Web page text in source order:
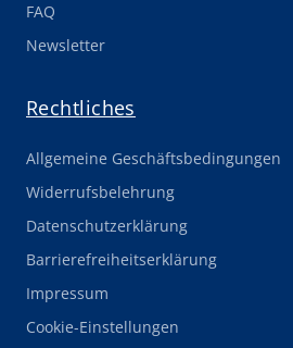
FAQ
Newsletter
Rechtliches
Allgemeine Geschäftsbedingungen
Widerrufsbelehrung
Datenschutzerklärung
Barrierefreiheitserklärung
Impressum
Cookie-Einstellungen